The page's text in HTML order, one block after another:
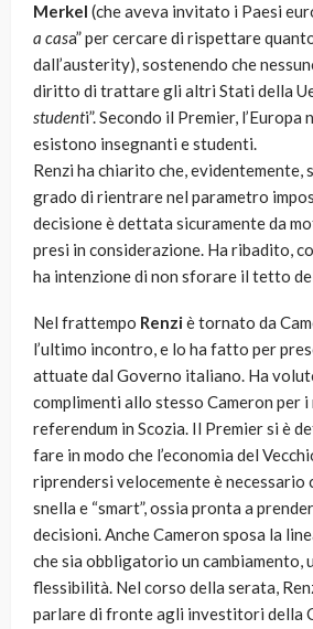
Merkel (che aveva invitato i Paesi
a casa” per cercare di rispettare
dall’austerity), sostenendo che
diritto di trattare gli altri Stati della
studenti”. Secondo il Premier, l’Europa
esistono insegnanti e studenti.
Renzi ha chiarito che, evidentemente,
grado di rientrare nel parametro
decisione è dettata sicuramente da
presi in considerazione. Ha ribadito,
ha intenzione di non sforare il tetto
Nel frattempo Renziè tornato da
l’ultimo incontro, e lo ha fatto per
attuate dal Governo italiano. Ha
complimenti allo stesso Cameron
referendum in Scozia. Il Premier si è
fare in modo che l’economia del
riprendersi velocemente è necessario
snella e “smart”, ossia pronta a
decisioni. Anche Cameron sposa la
che sia obbligatorio un cambiamento,
flessibilità. Nel corso della serata,
parlare di fronte agli investitori della